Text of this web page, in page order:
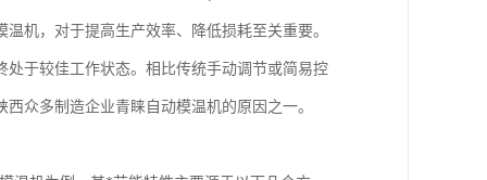
机，对于提高生产效率、降低损耗至关重要。
于较佳工作状态。相比传统手动调节或简易控
众多制造企业青睐自动模温机的原因之一。